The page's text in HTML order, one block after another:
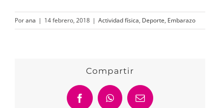
Porana | 14 febrero, 2018 | Actividad física, Deporte, Embarazo
Compartir
FacebookWhatsAppCorreo